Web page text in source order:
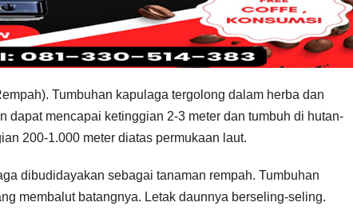
Tumbuhan kapulaga tergolong dalam herba dan
dapat mencapai ketinggian 2-3 meter dan tumbuh di hutan-
200-1.000 meter diatas permukaan laut.
dibudidayakan sebagai tanaman rempah. Tumbuhan
membalut batangnya. Letak daunnya berseling-seling.